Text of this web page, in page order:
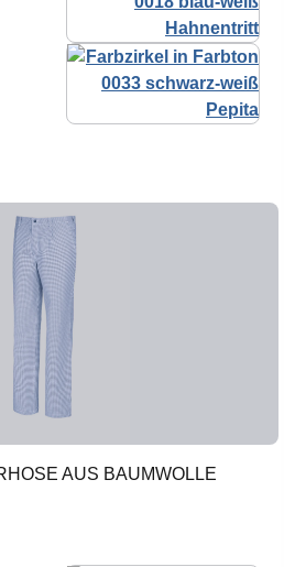
AUS BAUMWOLLE